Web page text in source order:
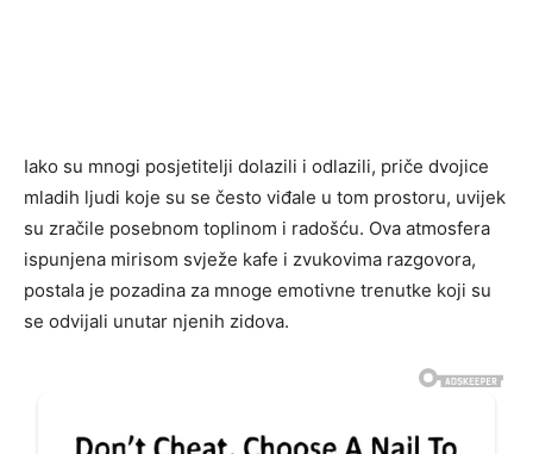
Iako su mnogi posjetitelji dolazili i odlazili, priče dvojice
mladih ljudi koje su se često viđale u tom prostoru, uvijek
su zračile posebnom toplinom i radošću. Ova atmosfera
ispunjena mirisom svježe kafe i zvukovima razgovora,
postala je pozadina za mnoge emotivne trenutke koji su
se odvijali unutar njenih zidova.